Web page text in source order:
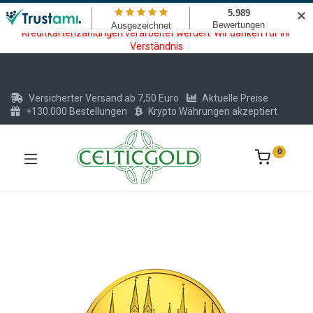
Wartungsarbeiten am Kreditkarten und Krypto Bezahlmodul. In der
Zeit vom 20.07. - 09.08.2026 können keine Krypto oder
Kreditkartenzahlungen verarbeitet werden. Wir danken für Ihr
Verständnis
Versicherter Versand ab 7,50 Euro
Aktuelle Preise
+130.000 Bestellungen
Krypto Währungen akzeptiert
0
✕